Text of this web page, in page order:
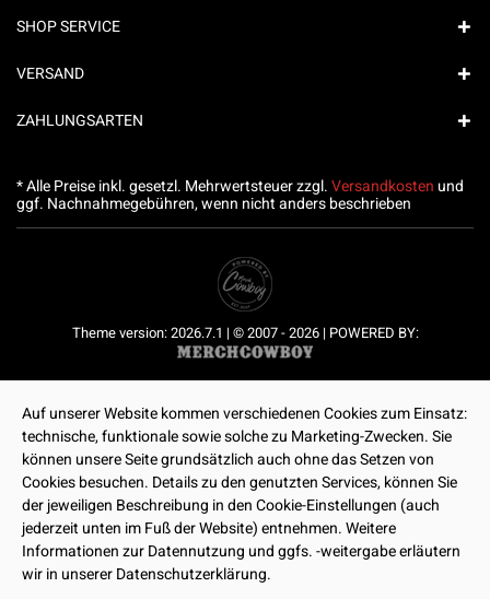
SHOP SERVICE
VERSAND
ZAHLUNGSARTEN
* Alle Preise inkl. gesetzl. Mehrwertsteuer zzgl.Versandkosten und
ggf. Nachnahmegebühren, wenn nicht anders beschrieben
Theme version: 2026.7.1 | © 2007 - 2026 | POWERED BY:
Auf unserer Website kommen verschiedenen Cookies zum Einsatz:
technische, funktionale sowie solche zu Marketing-Zwecken. Sie
können unsere Seite grundsätzlich auch ohne das Setzen von
Cookies besuchen. Details zu den genutzten Services, können Sie
der jeweiligen Beschreibung in den Cookie-Einstellungen (auch
jederzeit unten im Fuß der Website) entnehmen. Weitere
Informationen zur Datennutzung und ggfs. -weitergabe erläutern
wir in unserer Datenschutzerklärung.